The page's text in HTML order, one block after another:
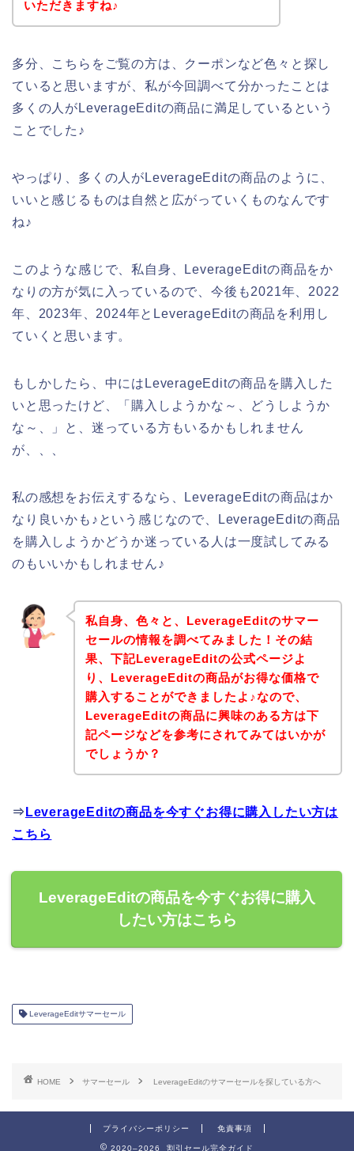
いただきますね♪
多分、こちらをご覧の方は、クーポンなど色々と探し
ていると思いますが、私が今回調べて分かったことは
多くの人がLeverageEditの商品に満足しているという
ことでした♪
やっぱり、多くの人がLeverageEditの商品のように、
いいと感じるものは自然と広がっていくものなんです
ね♪
このような感じで、私自身、LeverageEditの商品をか
なりの方が気に入っているので、今後も2021年、2022
年、2023年、2024年とLeverageEditの商品を利用し
ていくと思います。
もしかしたら、中にはLeverageEditの商品を購入した
いと思ったけど、「購入しようかな～、どうしようか
な～、」と、迷っている方もいるかもしれません
が、、、
私の感想をお伝えするなら、LeverageEditの商品はか
なり良いかも♪という感じなので、LeverageEditの商品
を購入しようかどうか迷っている人は一度試してみる
のもいいかもしれません♪
私自身、色々と、LeverageEditのサマー
セールの情報を調べてみました！その結
果、下記LeverageEditの公式ページよ
り、LeverageEditの商品がお得な価格で
購入することができましたよ♪なので、
LeverageEditの商品に興味のある方は下
記ページなどを参考にされてみてはいかが
でしょうか？
⇒ LeverageEditの商品を今すぐお得に購入したい方は
こちら
LeverageEditの商品を今すぐお得に購入
したい方はこちら
LeverageEditサマーセール
HOME サマーセール LeverageEditのサマーセールを探している方へ
プライバシーポリシー 免責事項
2020–2026 割引セール完全ガイド